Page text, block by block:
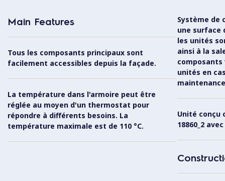
Main Features
Tous les composants principaux sont
facilement accessibles depuis la façade.
La température dans l'armoire peut être
réglée au moyen d'un thermostat pour
répondre à différents besoins. La
température maximale est de 110 °C.
Système de
une surface
les unités
ainsi à la
unités en
Unité conçu
18860_2